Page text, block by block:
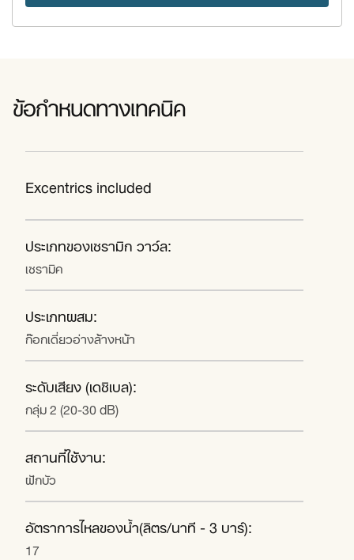
ข้อกำหนดทางเทคนิค
Excentrics included
ประเภทของเซรามิก วาว์ล:
เซรามิค
ประเภทผสม:
ก๊อกเดี่ยวอ่างล้างหน้า
ระดับเสียง (เดซิเบล):
กลุ่ม 2 (20-30 dB)
สถานที่ใช้งาน:
ฝักบัว
อัตราการไหลของน้ำ(ลิตร/นาที - 3 บาร์):
17